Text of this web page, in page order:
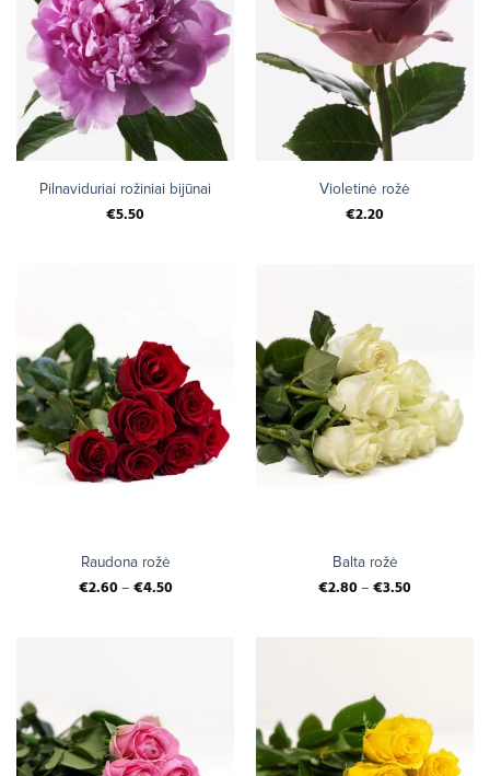
Pilnaviduriai rožiniai bijūnai
€5.50
Violetinė rožė
€2.20
Raudona rožė
€2.60– €4.50
Balta rožė
€2.80– €3.50